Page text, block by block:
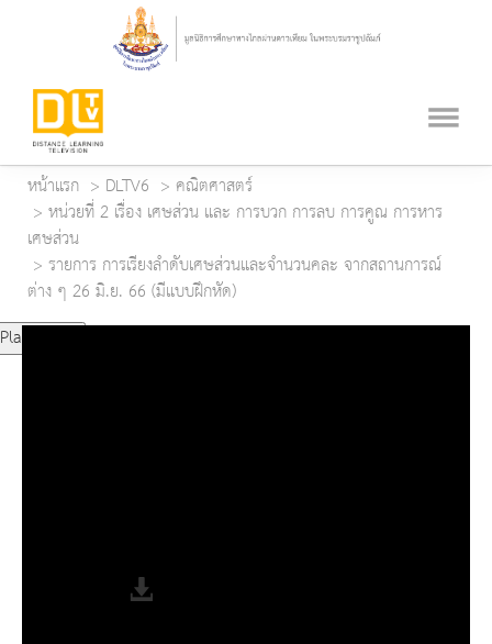
หน้าแรก DLTV6
คณิตศาสตร์
หน่วยที่ 2 เรื่อง เศษส่วน และ การบวก การลบ การคูณ การหาร
เศษส่วน
รายการ การเรียงลำดับเศษส่วนและจำนวนคละ จากสถานการณ์
ต่าง ๆ 26 มิ.ย. 66 (มีแบบฝึกหัด)
Play Video